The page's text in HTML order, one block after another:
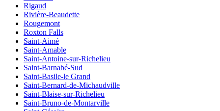
Rigaud
Rivière-Beaudette
Rougemont
Roxton Falls
Saint-Aimé
Saint-Amable
Saint-Antoine-sur-Richelieu
Saint-Barnabé-Sud
Saint-Basile-le Grand
Saint-Bernard-de-Michaudville
Saint-Blaise-sur-Richelieu
Saint-Bruno-de-Montarville